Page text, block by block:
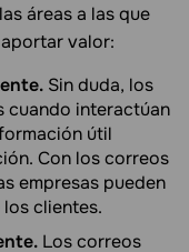
áreas a las que
valor:
Sin duda, los
cuando interactúan
útil
Con los correos
empresas pueden
clientes.
Los correos